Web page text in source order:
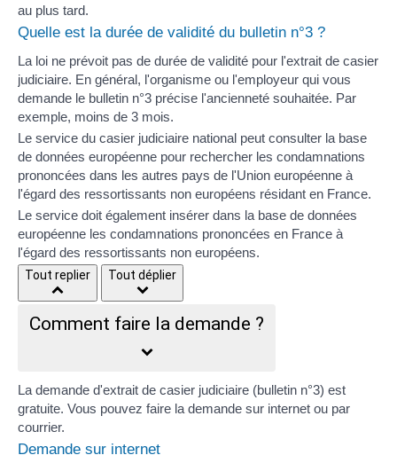
au plus tard.
Quelle est la durée de validité du bulletin n°3 ?
La loi ne prévoit pas de durée de validité pour l'extrait de casier
judiciaire. En général, l'organisme ou l'employeur qui vous
demande le bulletin n°3 précise l'ancienneté souhaitée. Par
exemple, moins de 3 mois.
Le service du casier judiciaire national peut consulter la base
de données européenne pour rechercher les condamnations
prononcées dans les autres pays de l'Union européenne à
l'égard des ressortissants non européens résidant en France.
Le service doit également insérer dans la base de données
européenne les condamnations prononcées en France à
l'égard des ressortissants non européens.
Tout replier Tout déplier
Comment faire la demande ?
La demande d'extrait de casier judiciaire (bulletin n°3) est
gratuite. Vous pouvez faire la demande sur internet ou par
courrier.
Demande sur internet